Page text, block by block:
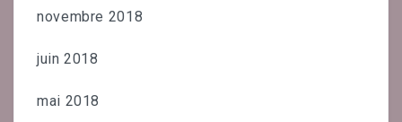
novembre 2018
juin 2018
mai 2018